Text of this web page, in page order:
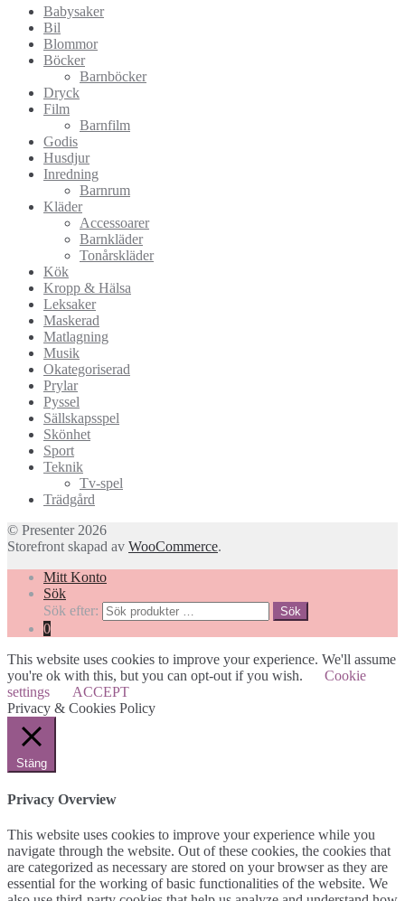
Babysaker
Bil
Blommor
Böcker
Barnböcker
Dryck
Film
Barnfilm
Godis
Husdjur
Inredning
Barnrum
Kläder
Accessoarer
Barnkläder
Tonårskläder
Kök
Kropp & Hälsa
Leksaker
Maskerad
Matlagning
Musik
Okategoriserad
Prylar
Pyssel
Sällskapsspel
Skönhet
Sport
Teknik
Tv-spel
Trädgård
© Presenter 2026
Storefront skapad av WooCommerce.
Mitt Konto
Sök
Sök efter:
Sök
0
This website uses cookies to improve your experience. We'll assume
you're ok with this, but you can opt-out if you wish.
Cookie
settings
ACCEPT
Privacy & Cookies Policy
Stäng
Privacy Overview
This website uses cookies to improve your experience while you
navigate through the website. Out of these cookies, the cookies that
are categorized as necessary are stored on your browser as they are
essential for the working of basic functionalities of the website. We